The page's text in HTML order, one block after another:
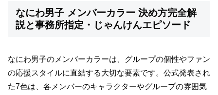
なにわ男子 メンバーカラー 決め方完全解
説と事務所指定・じゃんけんエピソード
なにわ男子のメンバーカラーは、グループの個性やファン
の応援スタイルに直結する大切な要素です。公式発表され
た7色は、各メンバーのキャラクターやグループの雰囲気